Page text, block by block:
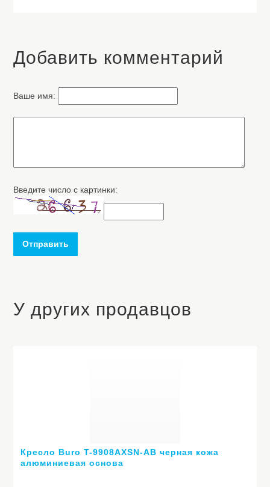
Добавить комментарий
Ваше имя:
Введите число с картинки:
Отправить
У других продавцов
Кресло Buro T-9908AXSN-AB черная кожа
алюминиевая основа